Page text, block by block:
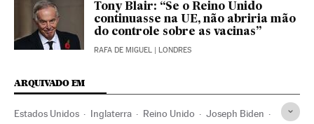
Tony Blair: “Se o Reino Unido
continuasse na UE, não abriria mão
do controle sobre as vacinas”
RAFA DE MIGUEL | LONDRES
ARQUIVADO EM
Estados Unidos Inglaterra Reino Unido Joseph Biden